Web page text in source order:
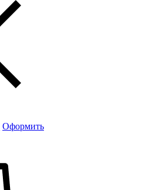
Оформить